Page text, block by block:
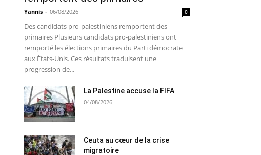
Yannis - 06/08/2026 0
Des candidats pro-palestiniens remportent des
primaires Plusieurs candidats pro-palestiniens ont
remporté les élections primaires du Parti démocrate
aux États-Unis. Ces résultats traduisent une
progression de...
La Palestine accuse la FIFA
04/08/2026
Ceuta au cœur de la crise
migratoire